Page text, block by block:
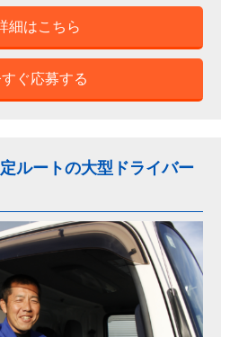
細はこちら
ぐ応募する
ルートの大型ドライバー